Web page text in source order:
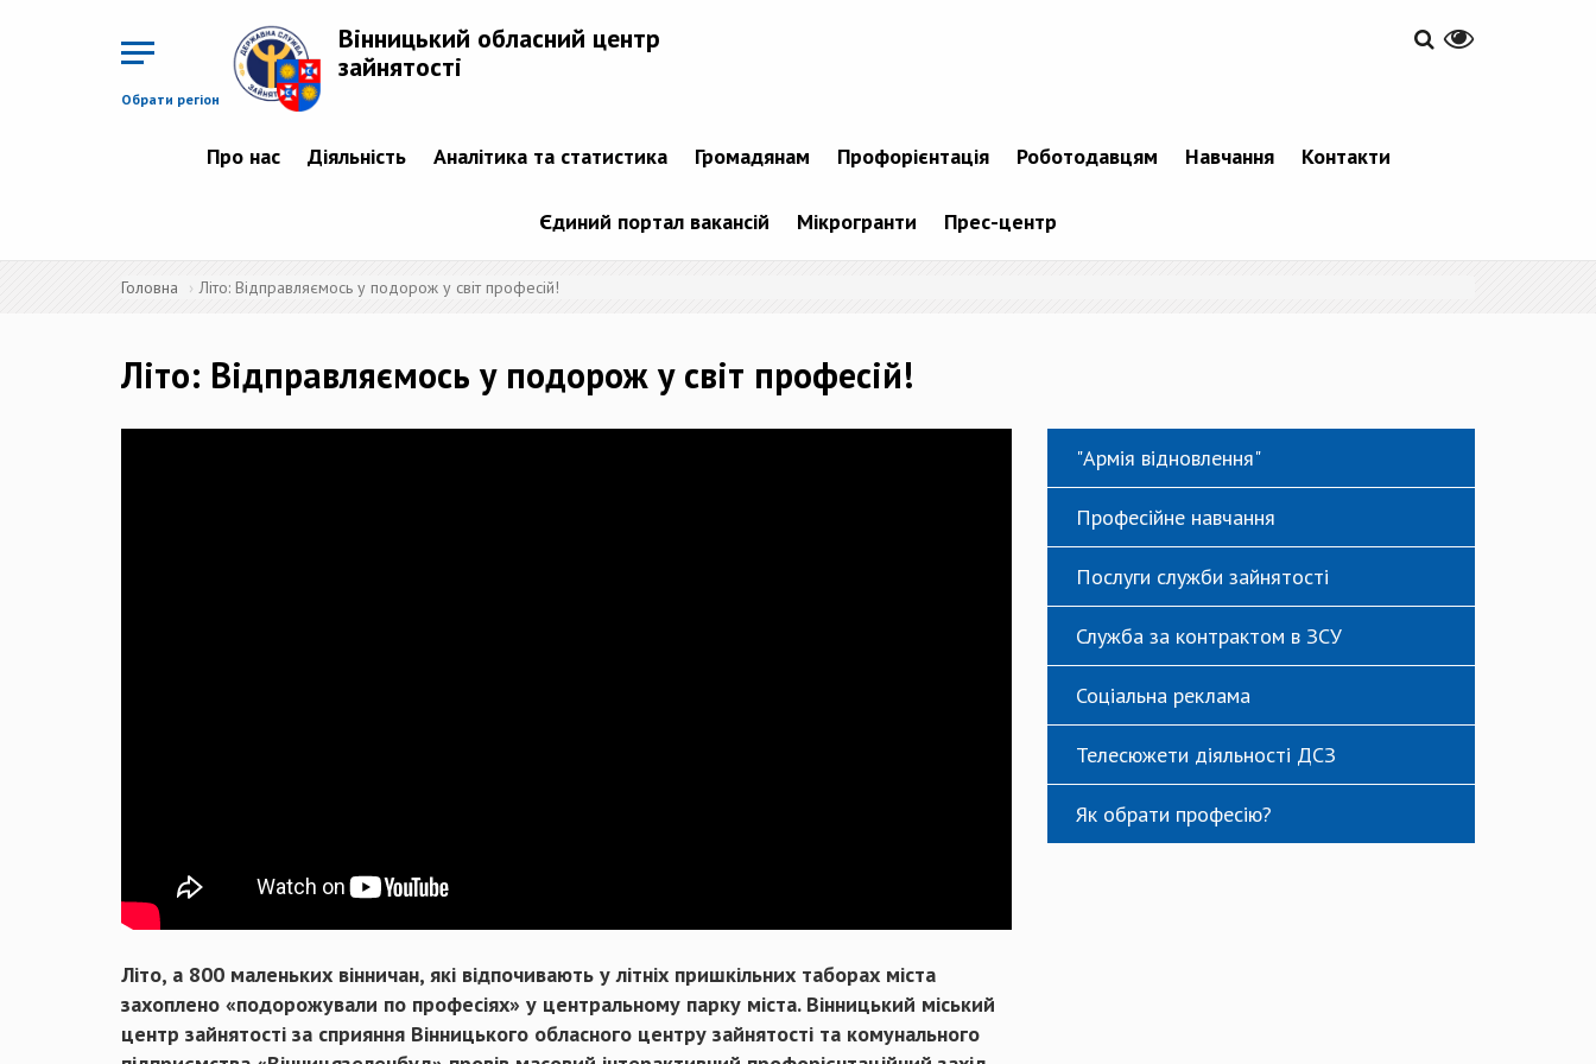
Обрати регіон
Вінницький обласний центр
зайнятості
Про нас Діяльність Аналітика та статистика Громадянам Профорієнтація Роботодавцям Навчання Контакти
Єдиний портал вакансій Мікрогранти Прес-центр
Головна Літо: Відправляємось у подорож у світ професій!
Літо: Відправляємось у подорож у світ професій!
Літо, а 800 маленьких вінничан, які відпочивають у літніх пришкільних таборах міста
захоплено «подорожували по професіях» у центральному парку міста. Вінницький міський
центр зайнятості за сприяння Вінницького обласного центру зайнятості та комунального
"Армія відновлення"
Професійне навчання
Послуги служби зайнятості
Служба за контрактом в ЗСУ
Соціальна реклама
Телесюжети діяльності ДСЗ
Як обрати професію?